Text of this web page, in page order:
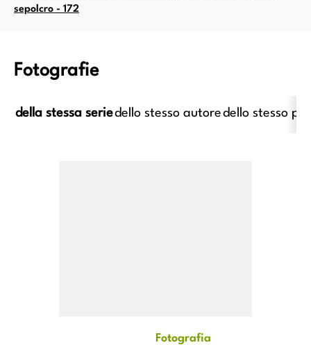
sepolcro - 172
Fotografie
della stessa seriedello stesso autoredello stesso
Fotografia